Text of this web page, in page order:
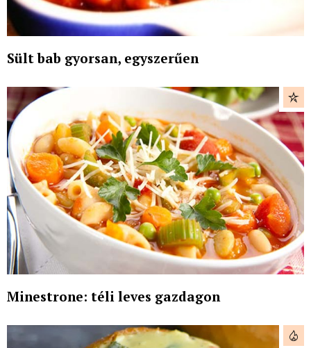
Sült bab gyorsan, egyszerűen
Minestrone: téli leves gazdagon